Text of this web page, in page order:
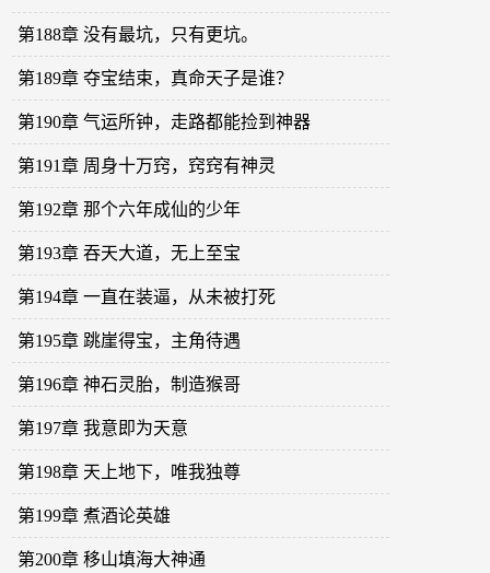
第188章 没有最坑，只有更坑。
第189章 夺宝结束，真命天子是谁？
第190章 气运所钟，走路都能捡到神器
第191章 周身十万窍，窍窍有神灵
第192章 那个六年成仙的少年
第193章 吞天大道，无上至宝
第194章 一直在装逼，从未被打死
第195章 跳崖得宝，主角待遇
第196章 神石灵胎，制造猴哥
第197章 我意即为天意
第198章 天上地下，唯我独尊
第199章 煮酒论英雄
第200章 移山填海大神通